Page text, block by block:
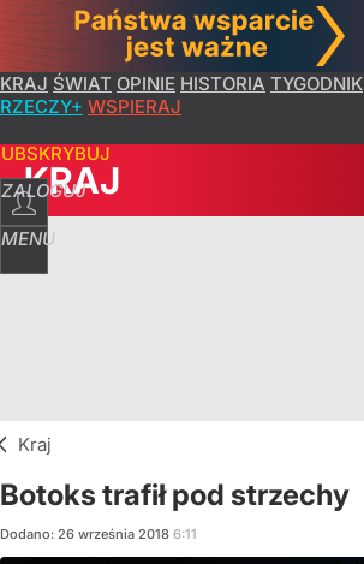
KRAJ ŚWIAT OPINIE HISTORIA TYGODNIK
RZECZY+ WSPIERAJ
ZALOGUJ
MENU
KRAJ
Kraj
Botoks trafił pod strzechy
Dodano: 26 września 2018 6:11